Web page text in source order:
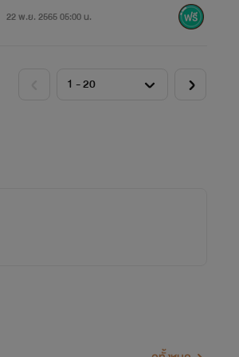
22 พ.ย. 2565 05:00 น.